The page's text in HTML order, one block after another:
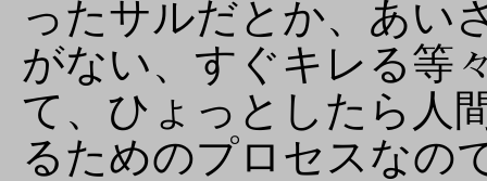
ったサルだとか、あい
がない、すぐキレる
て、ひょっとしたら人
るためのプロセスなの